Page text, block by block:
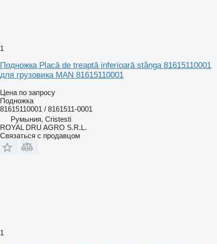
1
Подножка Placă de treaptă inferioară stânga 81615110001
для грузовика MAN 81615110001
Цена по запросу
Подножка
81615110001 / 8161511-0001
Румыния, Cristesti
ROYAL DRU AGRO S.R.L.
Связаться с продавцом
1